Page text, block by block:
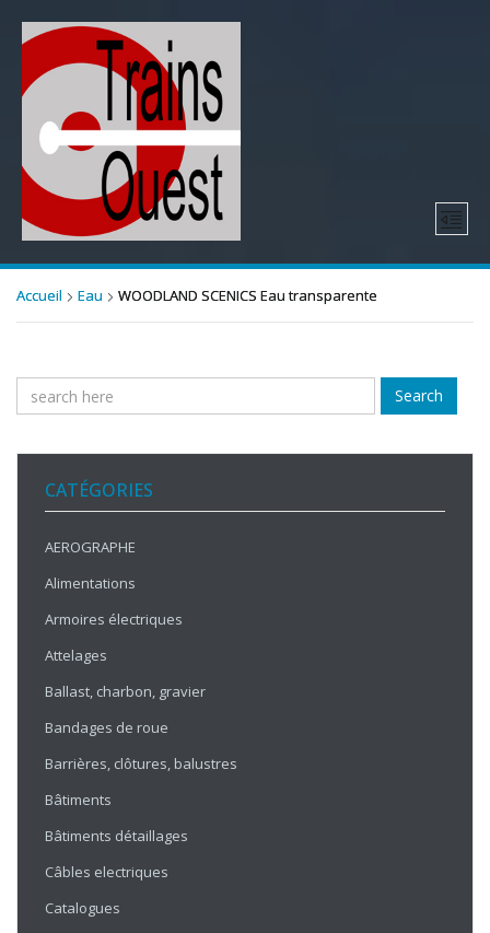
Accueil Eau WOODLAND SCENICS Eau transparente
Search
CATÉGORIES
AEROGRAPHE
Alimentations
Armoires électriques
Attelages
Ballast, charbon, gravier
Bandages de roue
Barrières, clôtures, balustres
Bâtiments
Bâtiments détaillages
Câbles electriques
Catalogues